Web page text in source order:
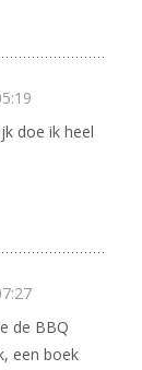
doe ik heel
de BBQ
een boek